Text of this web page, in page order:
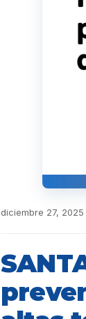
diciembre 27, 2025